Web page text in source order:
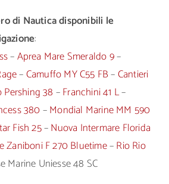
di Nautica disponibili le
:
–Aprea Mare Smeraldo 9–
–Camuffo MY C55 FB–Cantieri
Pershing 38 –Franchini 41 L–
380–Mondial Marine MM 590
Fish 25–Nuova Intermare Florida
Zaniboni F 270 Bluetime–Rio Rio
Marine Uniesse 48 SC